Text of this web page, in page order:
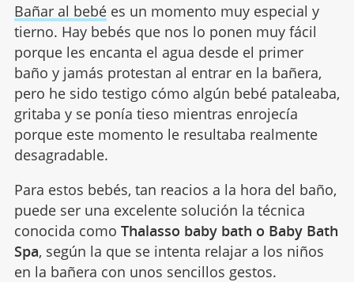
Bañar al bebées un momento muy especial y
tierno. Hay bebés que nos lo ponen muy fácil
porque les encanta el agua desde el primer
baño y jamás protestan al entrar en la bañera,
pero he sido testigo cómo algún bebé pataleaba,
gritaba y se ponía tieso mientras enrojecía
porque este momento le resultaba realmente
desagradable.
Para estos bebés, tan reacios a la hora del baño,
puede ser una excelente solución la técnica
conocida como Thalasso baby bath o Baby Bath
Spa, según la que se intenta relajar a los niños
en la bañera con unos sencillos gestos.